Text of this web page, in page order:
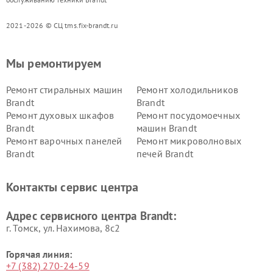
2021-2026 © СЦ tms.fix-brandt.ru
Мы ремонтируем
Ремонт стиральных машин
Brandt
Ремонт холодильников
Brandt
Ремонт духовых шкафов
Brandt
Ремонт посудомоечных
машин Brandt
Ремонт варочных панелей
Brandt
Ремонт микроволновых
печей Brandt
Контакты сервис центра
Адрес сервисного центра Brandt:
г. Томск, ул. Нахимова, 8с2
Горячая линия:
+7 (382) 270-24-59